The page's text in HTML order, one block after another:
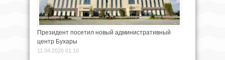
Президент посетил новый административный
центр Бухары
11.04.2026 01:10